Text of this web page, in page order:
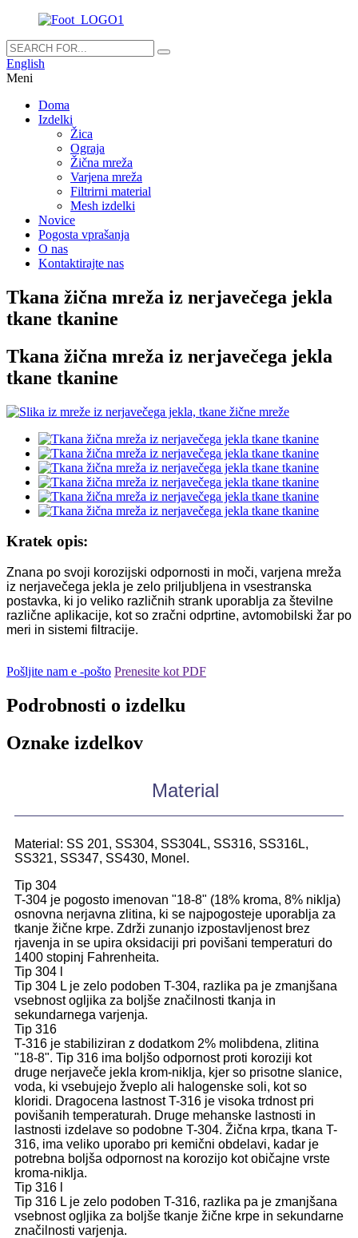
English
Meni
Doma
Izdelki
Žica
Ograja
Žična mreža
Varjena mreža
Filtrirni material
Mesh izdelki
Novice
Pogosta vprašanja
O nas
Kontaktirajte nas
Tkana žična mreža iz nerjavečega jekla
tkane tkanine
Tkana žična mreža iz nerjavečega jekla
tkane tkanine
Kratek opis:
Znana po svoji korozijski odpornosti in moči, varjena mreža
iz nerjavečega jekla je zelo priljubljena in vsestranska
postavka, ki jo veliko različnih strank uporablja za številne
različne aplikacije, kot so zračni odprtine, avtomobilski žar po
meri in sistemi filtracije.
Pošljite nam e -pošto Prenesite kot PDF
Podrobnosti o izdelku
Oznake izdelkov
Material
Material: SS 201, SS304, SS304L, SS316, SS316L,
SS321, SS347, SS430, Monel.
Tip 304
T-304 je pogosto imenovan "18-8" (18% kroma, 8% niklja)
osnovna nerjavna zlitina, ki se najpogosteje uporablja za
tkanje žične krpe. Zdrži zunanjo izpostavljenost brez
rjavenja in se upira oksidaciji pri povišani temperaturi do
1400 stopinj Fahrenheita.
Tip 304 l
Tip 304 L je zelo podoben T-304, razlika pa je zmanjšana
vsebnost ogljika za boljše značilnosti tkanja in
sekundarnega varjenja.
Tip 316
T-316 je stabiliziran z dodatkom 2% molibdena, zlitina
"18-8". Tip 316 ima boljšo odpornost proti koroziji kot
druge nerjaveče jekla krom-niklja, kjer so prisotne slanice,
voda, ki vsebujejo žveplo ali halogenske soli, kot so
kloridi. Dragocena lastnost T-316 je visoka trdnost pri
povišanih temperaturah. Druge mehanske lastnosti in
lastnosti izdelave so podobne T-304. Žična krpa, tkana T-
316, ima veliko uporabo pri kemični obdelavi, kadar je
potrebna boljša odpornost na korozijo kot običajne vrste
kroma-niklja.
Tip 316 l
Tip 316 L je zelo podoben T-316, razlika pa je zmanjšana
vsebnost ogljika za boljše tkanje žične krpe in sekundarne
značilnosti varjenja.